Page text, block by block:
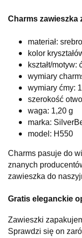
Charms zawieszka
materiał:
kolor
kształt/motyw:
wymiary
wymiary ćmy:
szerokość
waga: 1,20 g
marka:
model: H550
Charms pasuje do
znanych
zawieszka do
Gratis eleganckie
Zawieszki
Sprawdzi się on